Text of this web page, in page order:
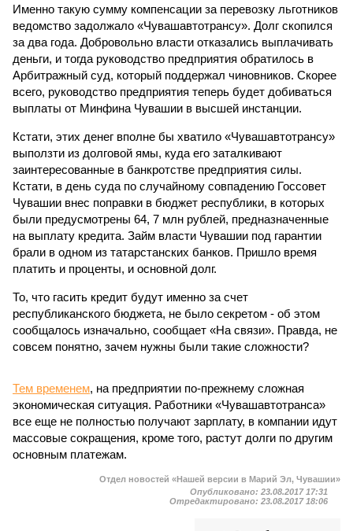
Именно такую сумму компенсации за перевозку льготников
ведомство задолжало «Чувашавтотрансу». Долг скопился
за два года. Добровольно власти отказались выплачивать
деньги, и тогда руководство предприятия обратилось в
Арбитражный суд, который поддержал чиновников. Скорее
всего, руководство предприятия теперь будет добиваться
выплаты от Минфина Чувашии в высшей инстанции.
Кстати, этих денег вполне бы хватило «Чувашавтотрансу»
выползти из долговой ямы, куда его заталкивают
заинтересованные в банкротстве предприятия силы.
Кстати, в день суда по случайному совпадению Госсовет
Чувашии внес поправки в бюджет республики, в которых
были предусмотрены 64, 7 млн рублей, предназначенные
на выплату кредита. Займ власти Чувашии под гарантии
брали в одном из татарстанских банков. Пришло время
платить и проценты, и основной долг.
То, что гасить кредит будут именно за счет
республиканского бюджета, не было секретом - об этом
сообщалось изначально, сообщает «На связи». Правда, не
совсем понятно, зачем нужны были такие сложности?
Тем временем, на предприятии по-прежнему сложная
экономическая ситуация. Работники «Чувашавтотранса»
все еще не полностью получают зарплату, в компании идут
массовые сокращения, кроме того, растут долги по другим
основным платежам.
Отдел новостей «Нашей версии в Марий Эл, Чувашии»
Опубликовано: 23.08.2017 17:31
Отредактировано: 23.08.2017 18:06